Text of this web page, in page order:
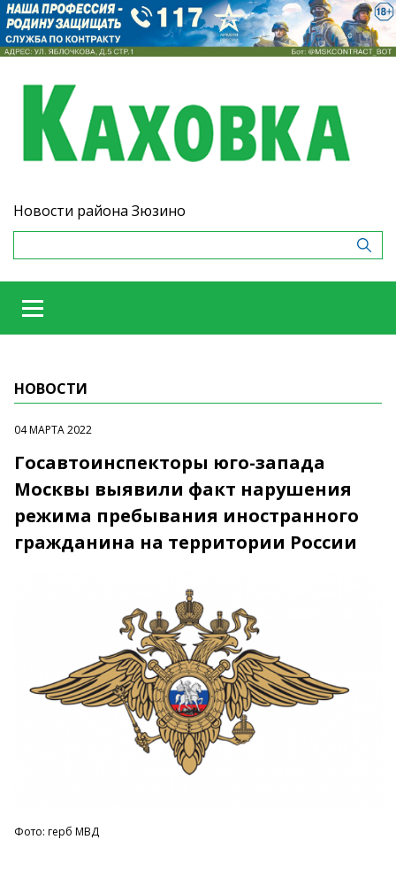
Новости района Зюзино
НОВОСТИ
04 МАРТА 2022
Госавтоинспекторы юго-запада
Москвы выявили факт нарушения
режима пребывания иностранного
гражданина на территории России
Фото: герб МВД